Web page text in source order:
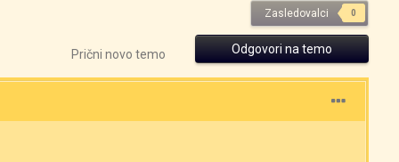
Zasledovalci 0
Odgovori na temo
Prični novo temo